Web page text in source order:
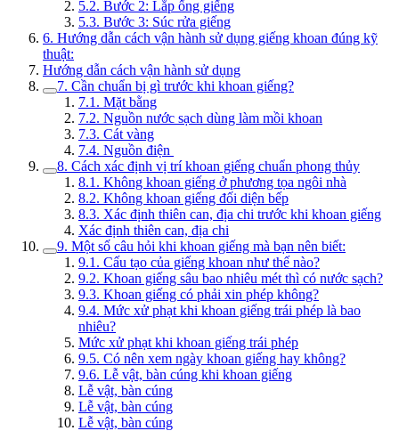
5.2. Bước 2: Lắp ống giếng
5.3. Bước 3: Súc rửa giếng
6. Hướng dẫn cách vận hành sử dụng giếng khoan đúng kỹ
thuật:
Hướng dẫn cách vận hành sử dụng
7. Cần chuẩn bị gì trước khi khoan giếng?
7.1. Mặt bằng
7.2. Nguồn nước sạch dùng làm mồi khoan
7.3. Cát vàng
7.4. Nguồn điện
8. Cách xác định vị trí khoan giếng chuẩn phong thủy
8.1. Không khoan giếng ở phương tọa ngôi nhà
8.2. Không khoan giếng đối diện bếp
8.3. Xác định thiên can, địa chi trước khi khoan giếng
Xác định thiên can, địa chi
9. Một số câu hỏi khi khoan giếng mà bạn nên biết:
9.1. Cấu tạo của giếng khoan như thế nào?
9.2. Khoan giếng sâu bao nhiêu mét thì có nước sạch?
9.3. Khoan giếng có phải xin phép không?
9.4. Mức xử phạt khi khoan giếng trái phép là bao
nhiêu?
Mức xử phạt khi khoan giếng trái phép
9.5. Có nên xem ngày khoan giếng hay không?
9.6. Lễ vật, bàn cúng khi khoan giếng
Lễ vật, bàn cúng
Lễ vật, bàn cúng
Lễ vật, bàn cúng